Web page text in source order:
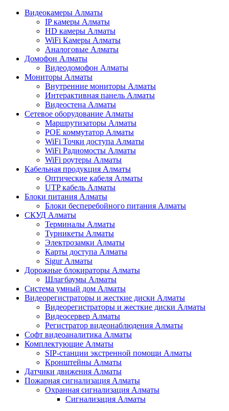
Видеокамеры Алматы
IP камеры Алматы
HD камеры Алматы
WiFi Камеры Алматы
Аналоговые Алматы
Домофон Алматы
Видеодомофон Алматы
Мониторы Алматы
Внутренние мониторы Алматы
Интерактивная панель Алматы
Видеостена Алматы
Сетевое оборудование Алматы
Маршрутизаторы Алматы
POE коммутатор Алматы
WiFi Точки доступа Алматы
WiFi Радиомосты Алматы
WiFi роутеры Алматы
Кабельная продукция Алматы
Оптические кабеля Алматы
UTP кабель Алматы
Блоки питания Алматы
Блоки бесперебойного питания Алматы
СКУД Алматы
Терминалы Алматы
Турникеты Алматы
Электрозамки Алматы
Карты доступа Алматы
Sigur Алматы
Дорожные блокираторы Алматы
Шлагбаумы Алматы
Система умный дом Алматы
Видеорегистраторы и жесткие диски Алматы
Видеорегистраторы и жесткие диски Алматы
Видеосервер Алматы
Регистратор видеонаблюдения Алматы
Софт видеоаналитика Алматы
Комплектующие Алматы
SIP-станции экстренной помощи Алматы
Кронштейны Алматы
Датчики движения Алматы
Пожарная сигнализация Алматы
Охранная сигнализация Алматы
Сигнализация Алматы